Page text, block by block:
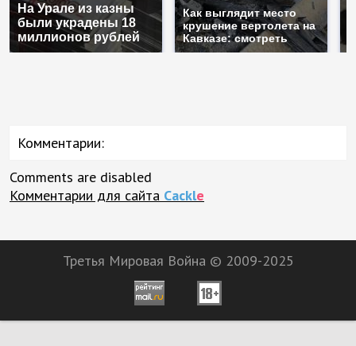
На Урале из казны
были украдены 18
миллионов рублей
Как выглядит место
крушение вертолета на
Кавказе: смотреть
Комментарии:
Comments are disabled
Комментарии для сайта Cackle
Третья Мировая Война © 2009-2025